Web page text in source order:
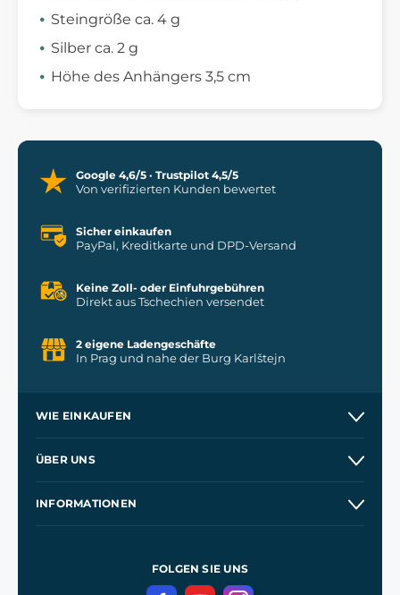
Steingröße ca. 4 g
Silber ca. 2 g
Höhe des Anhängers 3,5 cm
Google 4,6/5 · Trustpilot 4,5/5
Von verifizierten Kunden bewertet
Sicher einkaufen
PayPal, Kreditkarte und DPD-Versand
Keine Zoll- oder Einfuhrgebühren
Direkt aus Tschechien versendet
2 eigene Ladengeschäfte
In Prag und nahe der Burg Karlštejn
WIE EINKAUFEN
Kontakt
ÜBER UNS
INFORMATIONEN
DatenschutzerklärungFOLGEN SIE UNS